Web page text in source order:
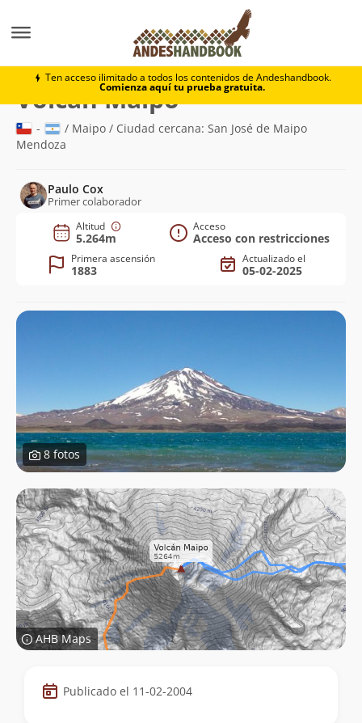
Ten acceso ilimitado a todos los contenidos de Andeshandbook.
Comienza aquí tu prueba gratuita.
Volcán Maipo
Volcán Maipo(5.264m)
-
/ Maipo / Ciudad cercana: San José de Maipo
Mendoza
Paulo Cox
Primer colaborador
Altitud
5.264m
Acceso
Acceso con restricciones
Primera ascensión
1883
Actualizado el
05-02-2025
8 fotos
AHB Maps
Datos
de
Publicado el 11-02-2004